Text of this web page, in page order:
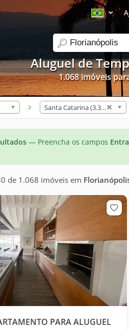
Aluguel de
1.068 imóveis
search
Santa Catarina (3.310)
— Preencha os campos
de 1.068 imóveis em
PARA ALUGUEL